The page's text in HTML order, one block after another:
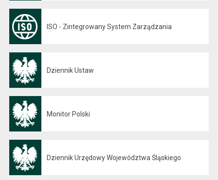
ISO - Zintegrowany System Zarządzania
Dziennik Ustaw
Monitor Polski
Dziennik Urzędowy Województwa Śląskiego